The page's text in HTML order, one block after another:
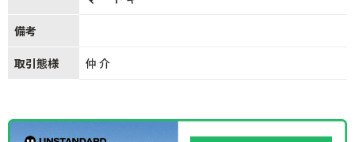
備考
取引態様 仲介